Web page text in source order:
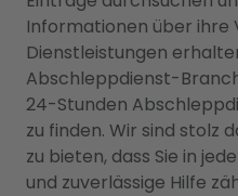
Informationen über ihre
Dienstleistungen
Abschleppdienst-
24-Stunden
zu finden. Wir sind stolz
zu bieten, dass Sie in
und zuverlässige Hilfe